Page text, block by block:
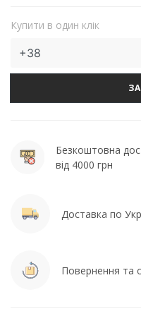
Купити в один клік
Безкоштовна
від 4000 грн
Доставка по
Повернення та